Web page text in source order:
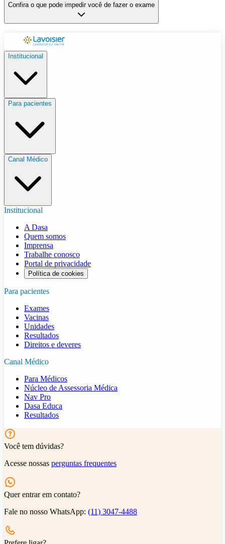
Confira o que pode impedir você de fazer o exame
Institucional
Para pacientes
Canal Médico
Institucional
A Dasa
Quem somos
Imprensa
Trabalhe conosco
Portal de privacidade
Política de cookies
Para pacientes
Exames
Vacinas
Unidades
Resultados
Direitos e deveres
Canal Médico
Para Médicos
Núcleo de Assessoria Médica
Nav Pro
Dasa Educa
Resultados
Você tem dúvidas?
Acesse nossas perguntas frequentes
Quer entrar em contato?
Fale no nosso WhatsApp: (11) 3047-4488